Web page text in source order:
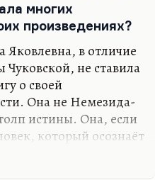
Анна Андреевна
и с Чуковской
Но есть страшное
с вами…
многих
произведениях?
в отличие
не ставила
о своей
Она не Немезида-
истины. Она, если
который осознаёт
который не делает